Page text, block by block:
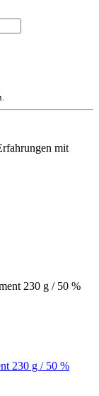
mit
230 g / 50 %